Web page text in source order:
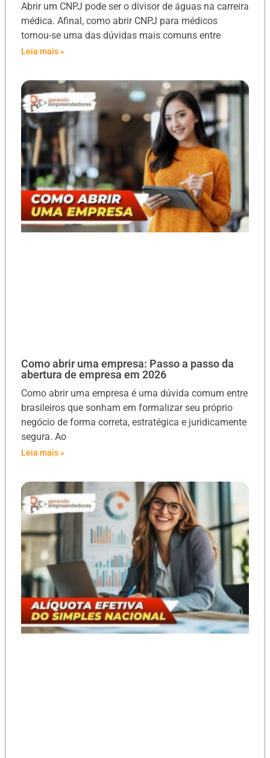
Abrir um CNPJ pode ser o divisor de águas na carreira
médica. Afinal, como abrir CNPJ para médicos
tornou-se uma das dúvidas mais comuns entre
Leia mais »
Como abrir uma empresa: Passo a passo da
abertura de empresa em 2026
Como abrir uma empresa é uma dúvida comum entre
brasileiros que sonham em formalizar seu próprio
negócio de forma correta, estratégica e juridicamente
segura. Ao
Leia mais »